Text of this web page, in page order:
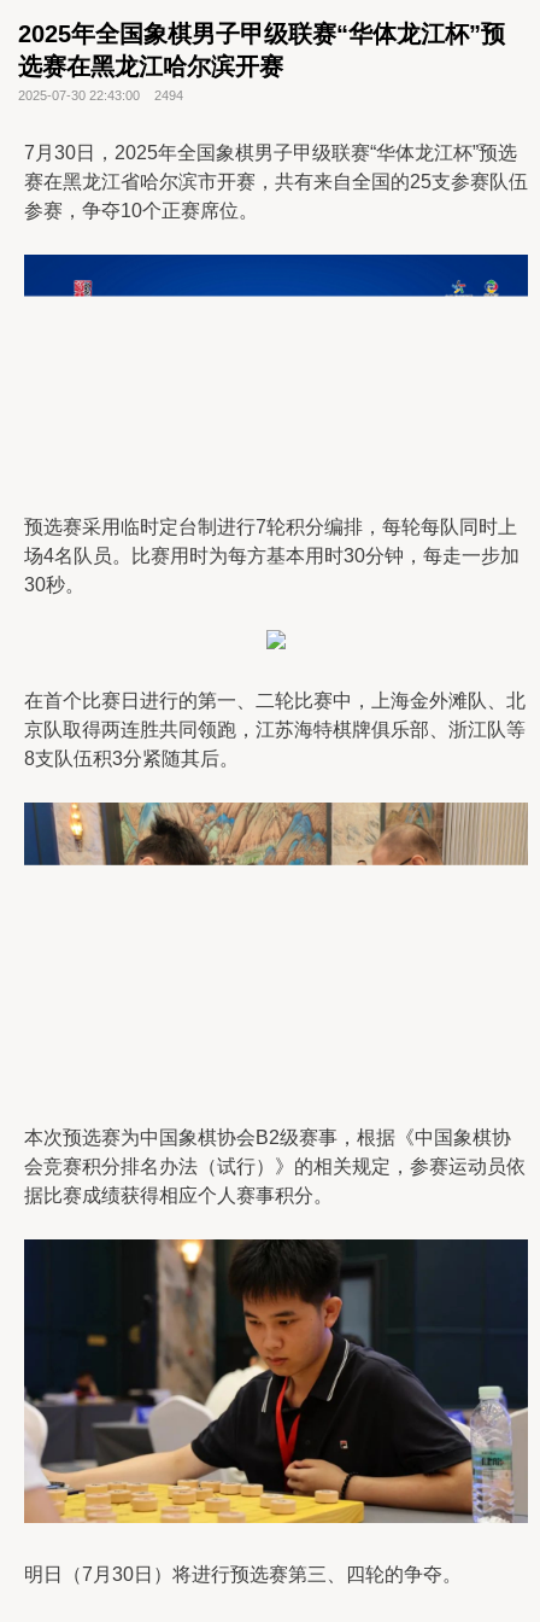
2025年全国象棋男子甲级联赛“华体龙江杯”预
选赛在黑龙江哈尔滨开赛
2025-07-30 22:43:00 2494
7月30日，2025年全国象棋男子甲级联赛“华体龙江杯”预选
赛在黑龙江省哈尔滨市开赛，共有来自全国的25支参赛队伍
参赛，争夺10个正赛席位。
预选赛采用临时定台制进行7轮积分编排，每轮每队同时上
场4名队员。比赛用时为每方基本用时30分钟，每走一步加
30秒。
在首个比赛日进行的第一、二轮比赛中，上海金外滩队、北
京队取得两连胜共同领跑，江苏海特棋牌俱乐部、浙江队等
8支队伍积3分紧随其后。
本次预选赛为中国象棋协会B2级赛事，根据《中国象棋协
会竞赛积分排名办法（试行）》的相关规定，参赛运动员依
据比赛成绩获得相应个人赛事积分。
明日（7月30日）将进行预选赛第三、四轮的争夺。